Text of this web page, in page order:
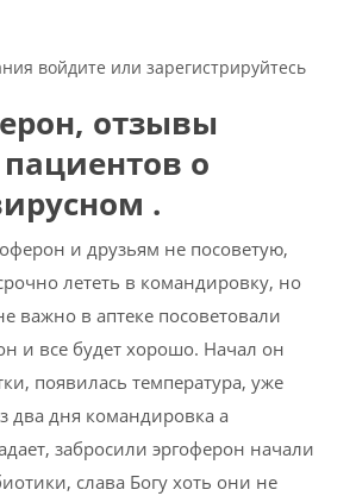
войдите или зарегистрируйтесь
отзывы
о
.
и друзьям не посоветую,
лететь в командировку, но
важно в аптеке посоветовали
и все будет хорошо. Начал он
появилась температура, уже
два дня командировка а
забросили эргоферон начали
слава Богу хоть они не